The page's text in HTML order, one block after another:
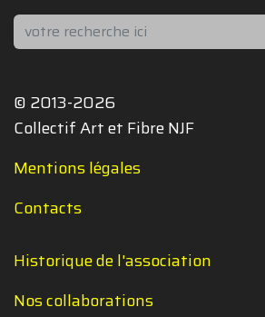
Rechercher
© 2013-2026
Collectif Art et Fibre NJF
Mentions légales
Contacts
Historique de l'association
Nos collaborations